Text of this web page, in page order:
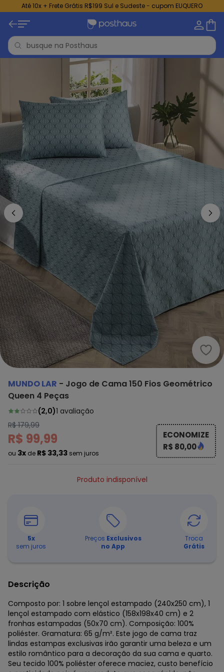
Até 10x + Frete Grátis R$199 Sul e Sudeste - cupom EUQUERO
MUNDO LAR - Jogo de Cama 150 Fios Geométrico
Queen 4 Peças
(2,0)1 avaliação
R$ 179,99
R$ 99,99
ou 3x de R$ 33,33 sem juros
ECONOMIZE
R$ 80,00
Produto indisponível
5x
sem juros
Preços Exclusivos
no App
Troca
Grátis
Descrição
Composto por: 1 sobre lençol estampado (240x250 cm), 1
lençol estampado com elástico (158x198x40 cm) e 2
fronhas estampadas (50x70 cm). Composição: 100%
poliéster. Gramatura: 65 g/m². Este jogo de cama traz
lindas estampas exclusivas irão garantir uma beleza e um
estilo romântico para a decoração da sua cama e quarto.
Seu tecido 100% poliéster oferece maciez, custo benefício